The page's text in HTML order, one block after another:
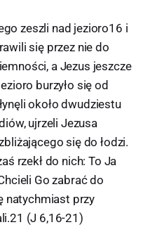
zeszli nad jezioro16 i
się przez nie do
a Jezus jeszcze
burzyło się od
około dwudziestu
ujrzeli Jezusa
się do łodzi.
rzekł do nich: To Ja
Go zabrać do
natychmiast przy
(J 6,16-21)